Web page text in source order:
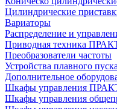
Цилиндрические
Вариаторы
Распределение и
Приводная техника
Преобразователи частоты
Устройства плавного пуска
Дополнительное
Шкафы управления
Шкафы управления